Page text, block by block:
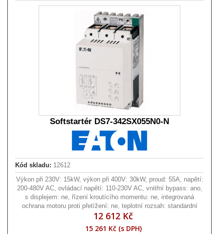
Softstartér DS7-342SX055N0-N
Kód skladu: 12612
Výkon při 230V: 15kW, výkon při 400V: 30kW, proud: 55A, napětí:
200-480V AC, ovládací napětí: 110-230V AC, vnitřní bypass: ano,
s displejem: ne, řízení kroutícího momentu: ne, integrovaná
ochrana motoru proti přetížení: ne, teplotní rozsah: standardní
12 612 Kč
15 261 Kč (s DPH)